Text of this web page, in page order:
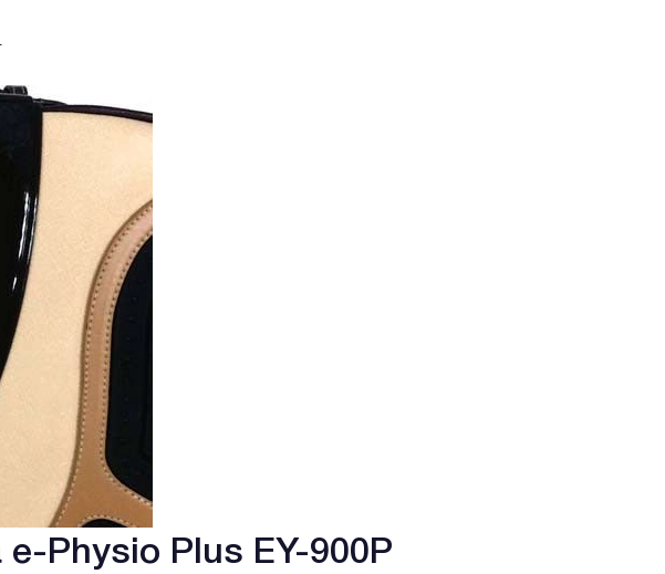
Physio Plus EY-900P